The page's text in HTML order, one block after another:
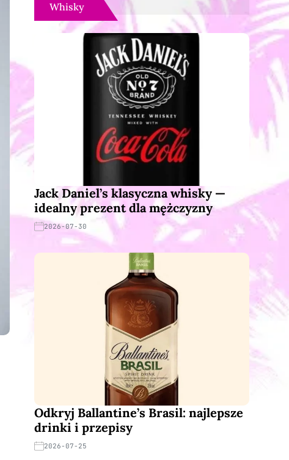
Whisky
Jack Daniel’s klasyczna whisky —
idealny prezent dla mężczyzny
2026-07-30
Odkryj Ballantine’s Brasil: najlepsze
drinki i przepisy
2026-07-25